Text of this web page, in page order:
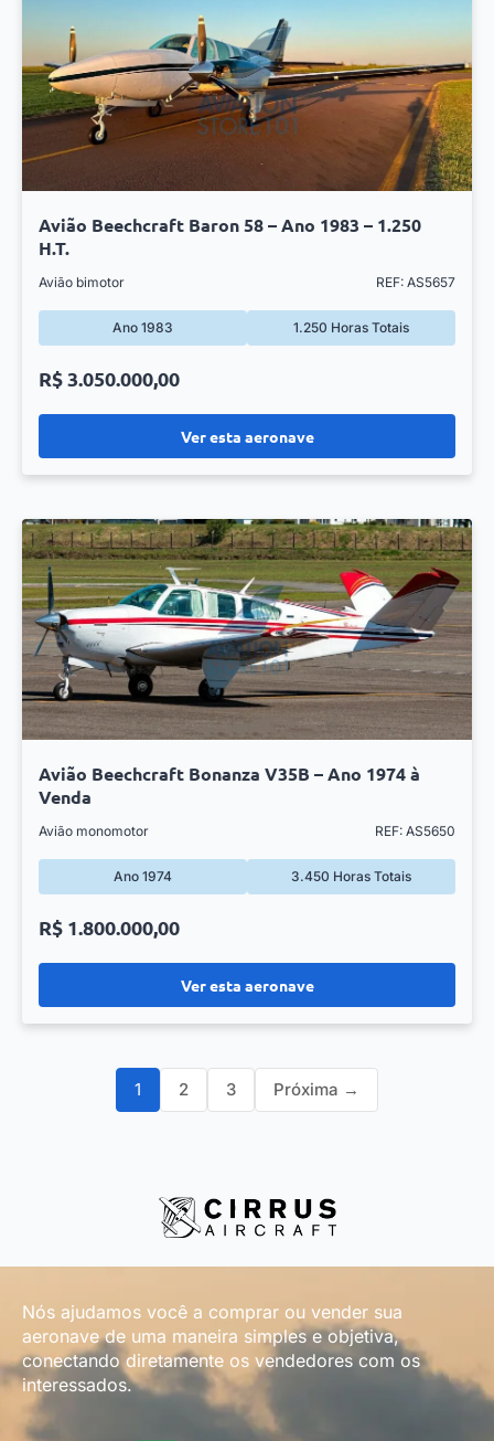
Avião Beechcraft Baron 58 – Ano 1983 – 1.250
H.T.
Avião bimotor REF: AS5657
Ano 1983 1.250 Horas Totais
Ver esta aeronave
R$ 3.050.000,00
Avião Beechcraft Bonanza V35B – Ano 1974 à
Venda
Avião monomotor REF: AS5650
Ano 1974 3.450 Horas Totais
Ver esta aeronave
R$ 1.800.000,00
1 2 3 Próxima →
Nós ajudamos você a comprar ou vender sua
aeronave de uma maneira simples e objetiva,
conectando diretamente os vendedores com os
interessados.